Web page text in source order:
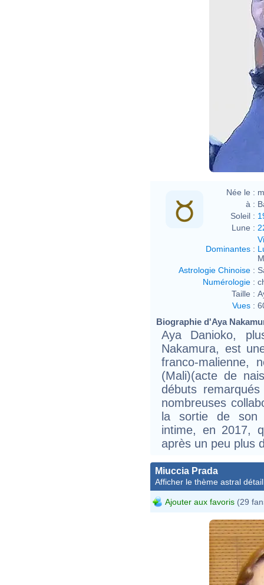
Née le :
à :
Soleil :
Lune :
Dominantes :
Astrologie Chinoise :
Numérologie :
Taille :
Vues :
Biographie d'Aya
Aya Danioko,
Nakamura, est
franco-malienne,
(Mali)(acte de
débuts
nombreuses
la sortie de son
intime, en 2017,
après un peu plus
Miuccia Prada
Afficher le thème astral
Ajouter aux favoris (29